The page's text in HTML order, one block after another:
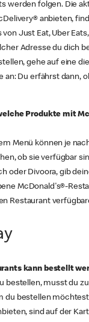
werden folgen. Die
anbieten,
Just Eat, Uber
Adresse du dich
gehe auf eine
an: Du erfährst dann,
Produkte mit
Menü können je
ob sie verfügbar
oder Divoora, gib
McDonald's®-
Restaurant
kann bestellt
bestellen, musst du
du bestellen
sind auf der